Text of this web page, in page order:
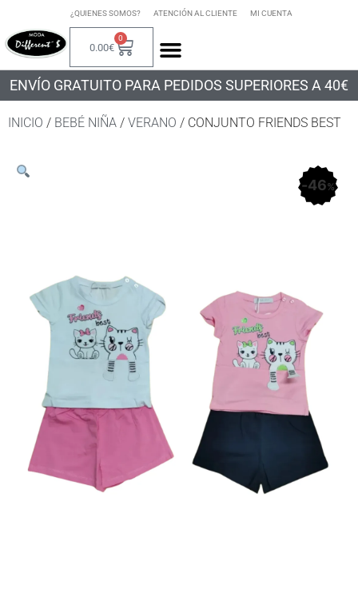
¿QUIENES SOMOS? ATENCIÓN AL CLIENTE MI CUENTA
0.00€
0
ENVÍO GRATUITO PARA PEDIDOS SUPERIORES A 40€
INICIO / BEBÉ NIÑA / VERANO / CONJUNTO FRIENDS BEST
46%